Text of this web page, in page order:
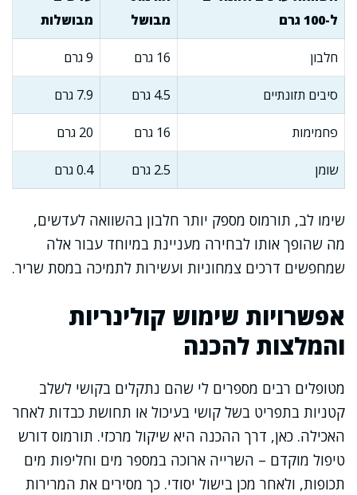
ל-100 גרם
מבושל
מבושלות
חלבון 16 גרם 9 גרם
סיבים תזונתיים 4.5 גרם 7.9 גרם
פחמימות 16 גרם 20 גרם
שומן 2.5 גרם 0.4 גרם
שימו לב, תורמוס מספק יותר חלבון בהשוואה לעדשים,
מה שהופך אותו לבחירה מעניינת במיוחד עבור אלה
שמחפשים דרכים צמחוניות ועשירות לתמיכה במסת שריר.
אפשרויות שימוש קולינריות
והמלצות להכנה
מטופלים רבים מספרים לי שהם נתקלים בקושי לשלב
קטניות בתפריט בשל קושי בעיכול או תחושת כבדות לאחר
האכילה. כאן, דרך ההכנה היא שיקול מרכזי. תורמוס דורש
טיפול מוקדם – השרייה ארוכה במספר מים וחליפות מים
תכופות, ולאחר מכן בישול יסודי. כך מסירים את המרירות